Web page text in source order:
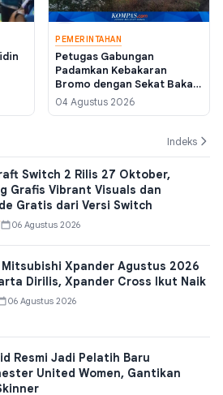
PEMERINTAHAN
Petugas Gabungan
Padamkan Kebakaran
Bromo dengan Sekat Bakar
dan Gebyok, Ratusan
Personel Dikerahkan
04 Agustus 2026
Indeks
Switch 2 Rilis 27 Oktober,
Grafis Vibrant Visuals dan
Gratis dari Versi Switch
06 Agustus 2026
Mitsubishi Xpander Agustus 2026
Dirilis, Xpander Cross Ikut Naik
06 Agustus 2026
Resmi Jadi Pelatih Baru
United Women, Gantikan